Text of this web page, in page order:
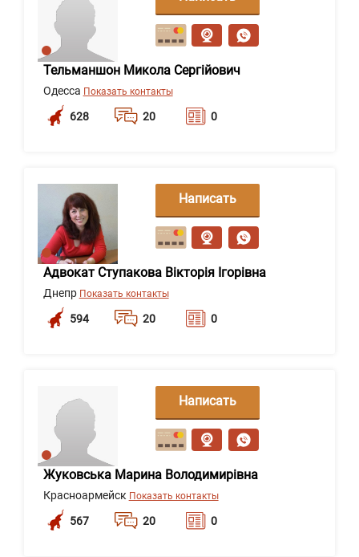
Тельманшон Микола Сергійович
Одесса Показать контакты
628 20 0
сообщение
Адвокат Ступакова Вікторія Ігорівна
Днепр Показать контакты
594 20 0
Написать
сообщение
Жуковська Марина Володимирівна
Красноармейск Показать контакты
567 20 0
Написать
сообщение